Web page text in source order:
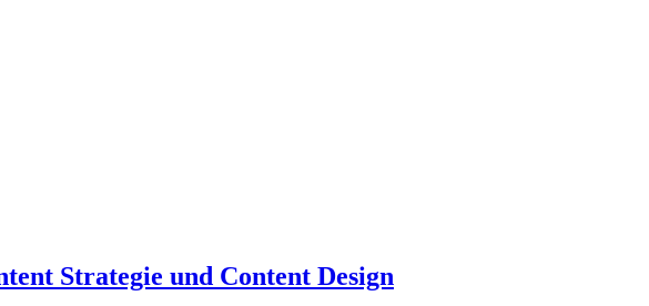
Strategie und Content Design